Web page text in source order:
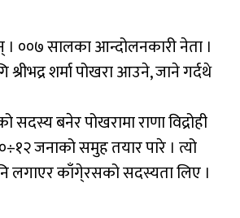
। ००७ सालका आन्दोलनकारी नेता ।
शर्मा पोखरा आउने, जाने गर्दथे
बनेर पोखरामा राणा विद्रोही
जनाको समुह तयार पारे । त्यो
लगाएर काँगे्रसको सदस्यता लिए ।